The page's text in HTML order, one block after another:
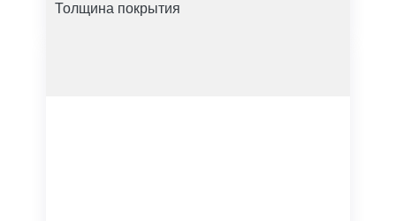
Толщина покрытия